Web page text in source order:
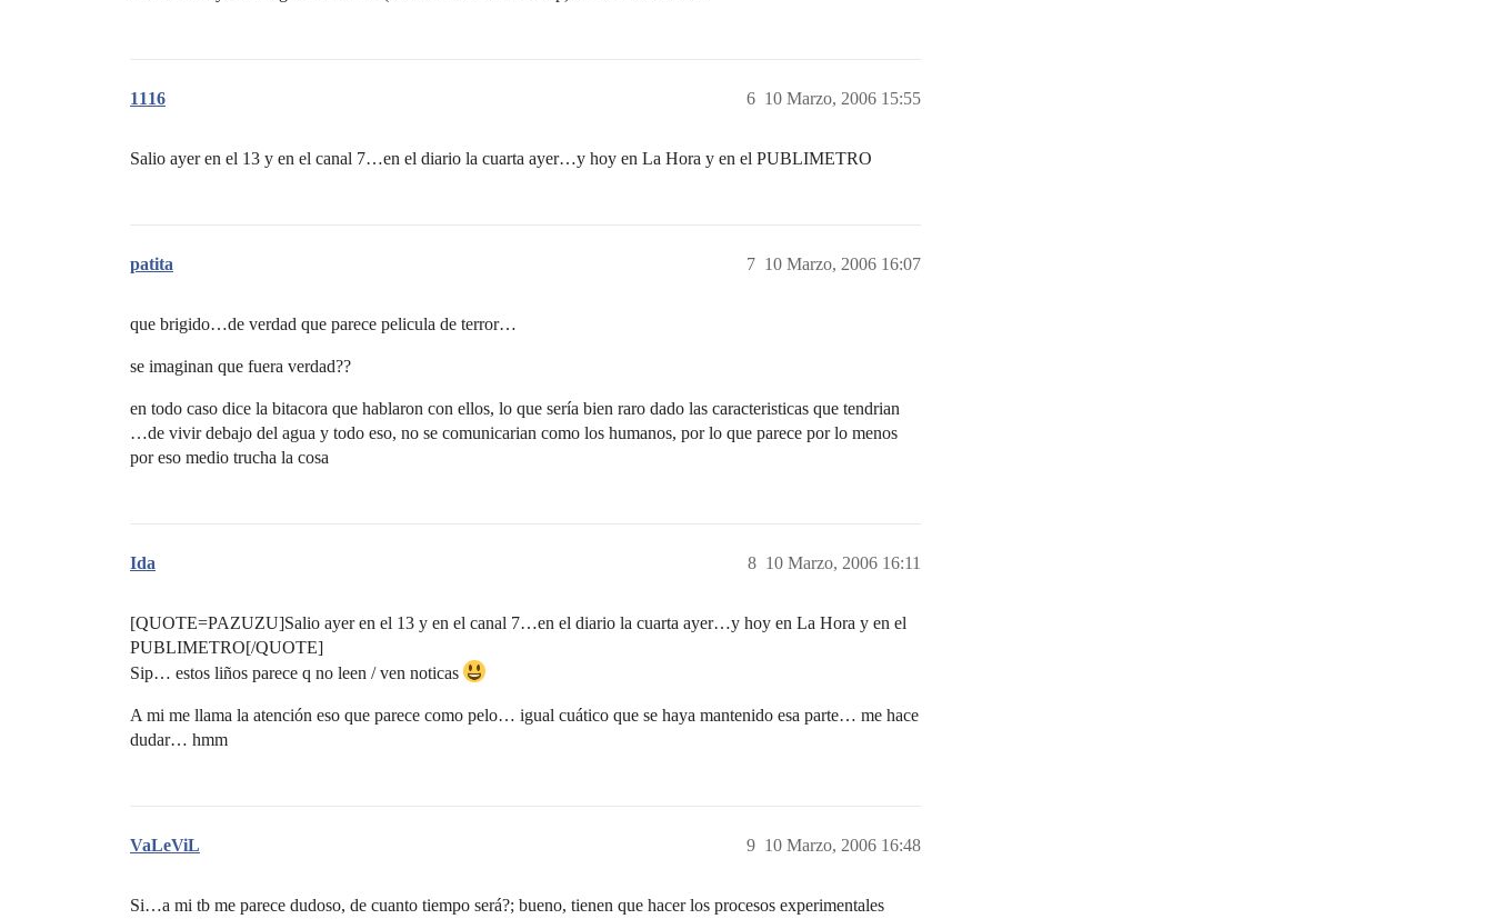
1116 10 Marzo, 2006 15:55
6
Salio ayer en el 13 y en el canal 7…en el diario la cuarta ayer…y hoy en La Hora y en el PUBLIMETRO
patita 10 Marzo, 2006 16:07
7
que brigido…de verdad que parece pelicula de terror…
se imaginan que fuera verdad??
en todo caso dice la bitacora que hablaron con ellos, lo que sería bien raro dado las caracteristicas que tendrian
…de vivir debajo del agua y todo eso, no se comunicarian como los humanos, por lo que parece por lo menos
por eso medio trucha la cosa
Ida 10 Marzo, 2006 16:11
8
[QUOTE=PAZUZU]Salio ayer en el 13 y en el canal 7…en el diario la cuarta ayer…y hoy en La Hora y en el
PUBLIMETRO[/QUOTE]
Sip… estos liños parece q no leen / ven noticas
A mi me llama la atención eso que parece como pelo… igual cuático que se haya mantenido esa parte… me hace
dudar… hmm
VaLeViL 10 Marzo, 2006 16:48
9
Si…a mi tb me parece dudoso, de cuanto tiempo será?; bueno, tienen que hacer los procesos experimentales